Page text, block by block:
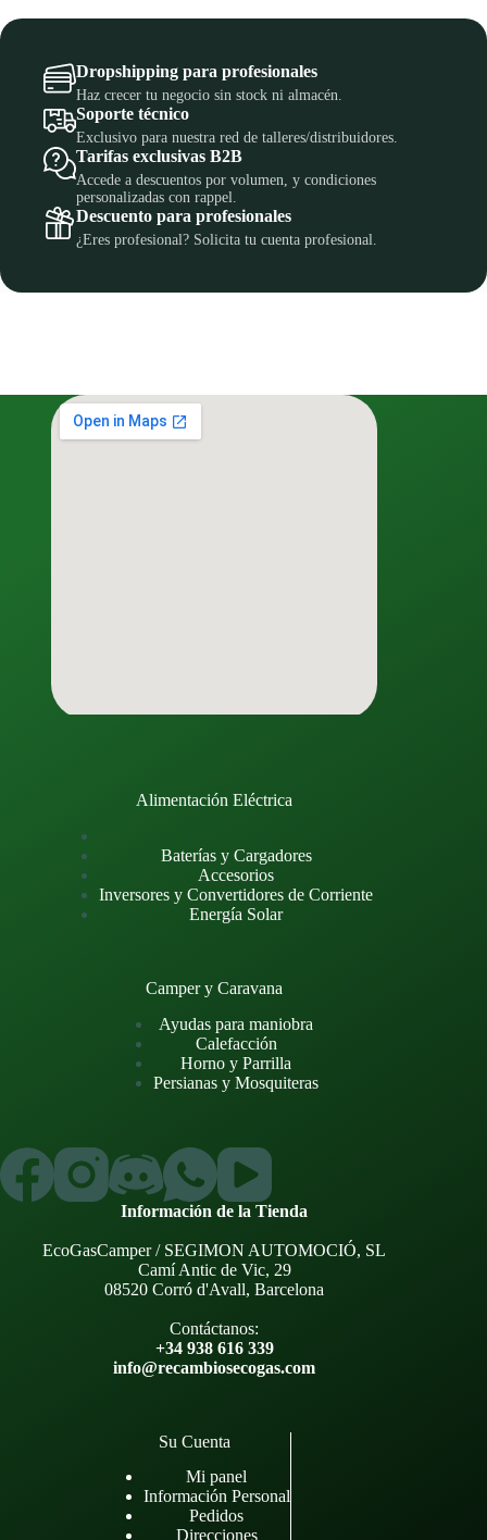
Dropshipping para profesionales
Haz crecer tu negocio sin stock ni almacén.
Soporte técnico
Exclusivo para nuestra red de talleres/distribuidores.
Tarifas exclusivas B2B
Accede a descuentos por volumen, y condiciones
personalizadas con rappel.
Descuento para profesionales
¿Eres profesional? Solicita tu cuenta profesional.
Alimentación Eléctrica
Baterías y Cargadores
Accesorios
Inversores y Convertidores de Corriente
Energía Solar
Camper y Caravana
Ayudas para maniobra
Calefacción
Horno y Parrilla
Persianas y Mosquiteras
Información de la Tienda
EcoGasCamper / SEGIMON AUTOMOCIÓ, SL
Camí Antic de Vic, 29
08520 Corró d'Avall, Barcelona
Contáctanos:
+34 938 616 339
info@recambiosecogas.com
Su Cuenta
Mi panel
Información Personal
Pedidos
Direcciones